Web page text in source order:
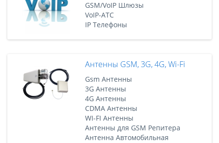
GSM/VoIP Шлюзы
VoIP-АТС
IP Телефоны
Антенны GSM, 3G, 4G, Wi-Fi
Gsm Антенны
3G Антенны
4G Антенны
CDMA Антенны
WI-FI Антенны
Антенны для GSM Репитера
Антенна Автомобильная